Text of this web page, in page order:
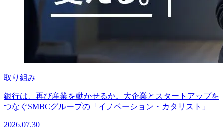
取り組み
銀行は、再び産業を動かせるか。大企業とスタートアップを
つなぐSMBCグループの「イノベーション・カタリスト」
2026.07.30